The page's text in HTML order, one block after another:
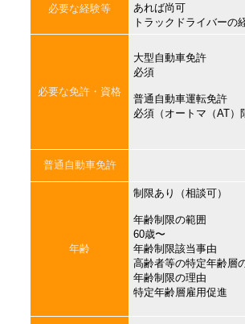
必要な経験等
あれば尚可
トラックドライバーの
必要な免許・資格
大型自動車免許
必須
普通自動車運転免許
必須（オートマ（AT）
普通自動車免許
年齢
制限あり（相談可）
年齢制限の範囲
60歳〜
年齢制限該当事由
高齢者等の特定年齢層
年齢制限の理由
特定年齢層雇用促進